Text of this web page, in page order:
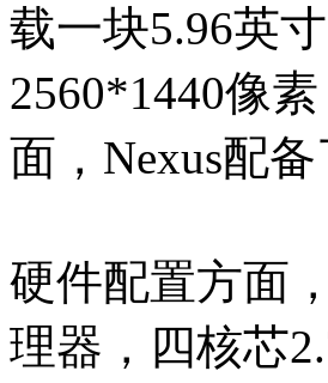
载一块5.96英
2560*1440像
面，Nexus配
硬件配置方面
理器，四核芯